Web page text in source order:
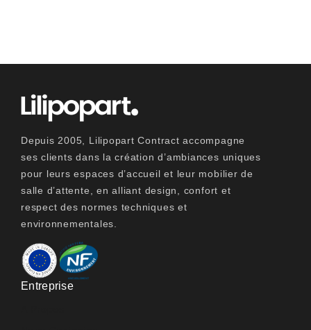
Depuis 2005, Lilipopart Contract accompagne
ses clients dans la création d’ambiances uniques
pour leurs espaces d’accueil et leur mobilier de
salle d’attente, en alliant design, confort et
respect des normes techniques et
environnementales.
Entreprise